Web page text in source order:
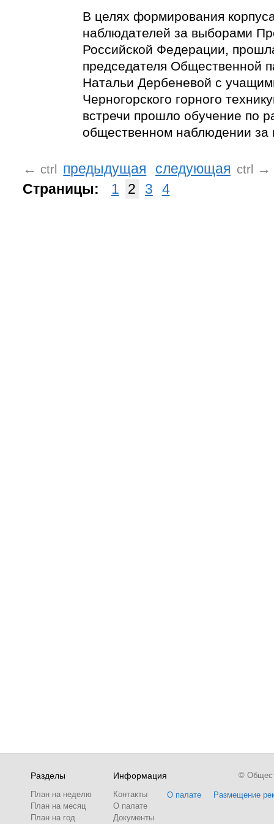
В целях формирования
наблюдателей за выборами
Российской Федерации,
председателя Общественной
Натальи Дербеневой с
Черногорского горного
встречи прошло обучение по
общественном наблюдении за
← ctrl предыдущая следующая ctrl
→
Страницы:
1 2 3 4
Разделы
План на неделю
План на месяц
План на год
Информация
Контакты
О палате
Документы
О палате Размещение
©